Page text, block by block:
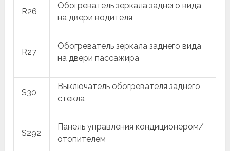
R26
Обогреватель зеркала заднего вида
на двери водителя
R27
Обогреватель зеркала заднего вида
на двери пассажира
S30
Выключатель обогревателя заднего
стекла
S292
Панель управления кондиционером/
отопителем